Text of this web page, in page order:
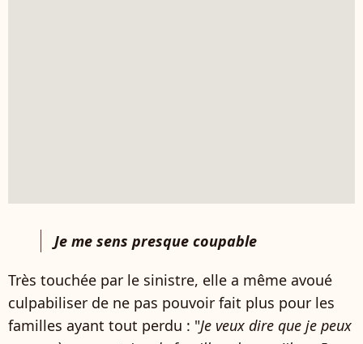
Je me sens presque coupable
Très touchée par le sinistre, elle a même avoué
culpabiliser de ne pas pouvoir fait plus pour les
familles ayant tout perdu : "Je veux dire que je peux